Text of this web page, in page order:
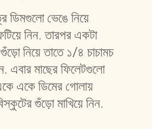
ডিমগুলো ভেঙে নিয়ে
নিন. তারপর একটা
নিয়ে তাতে ১/৪ চাচামচ
এবার মাছের ফিলেটগুলো
একে ডিমের গোলায়
গুঁড়ো মাখিয়ে নিন.